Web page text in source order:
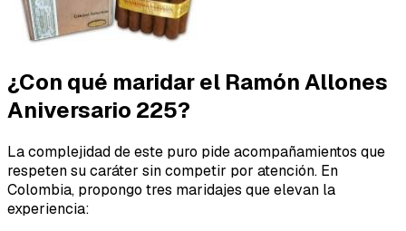
¿Con qué maridar el Ramón Allones
Aniversario 225?
La complejidad de este puro pide acompañamientos que
respeten su caráter sin competir por atención. En
Colombia, propongo tres maridajes que elevan la
experiencia: